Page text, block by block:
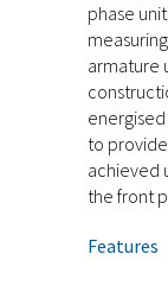
phase
armature
to
achieved
the front
Features